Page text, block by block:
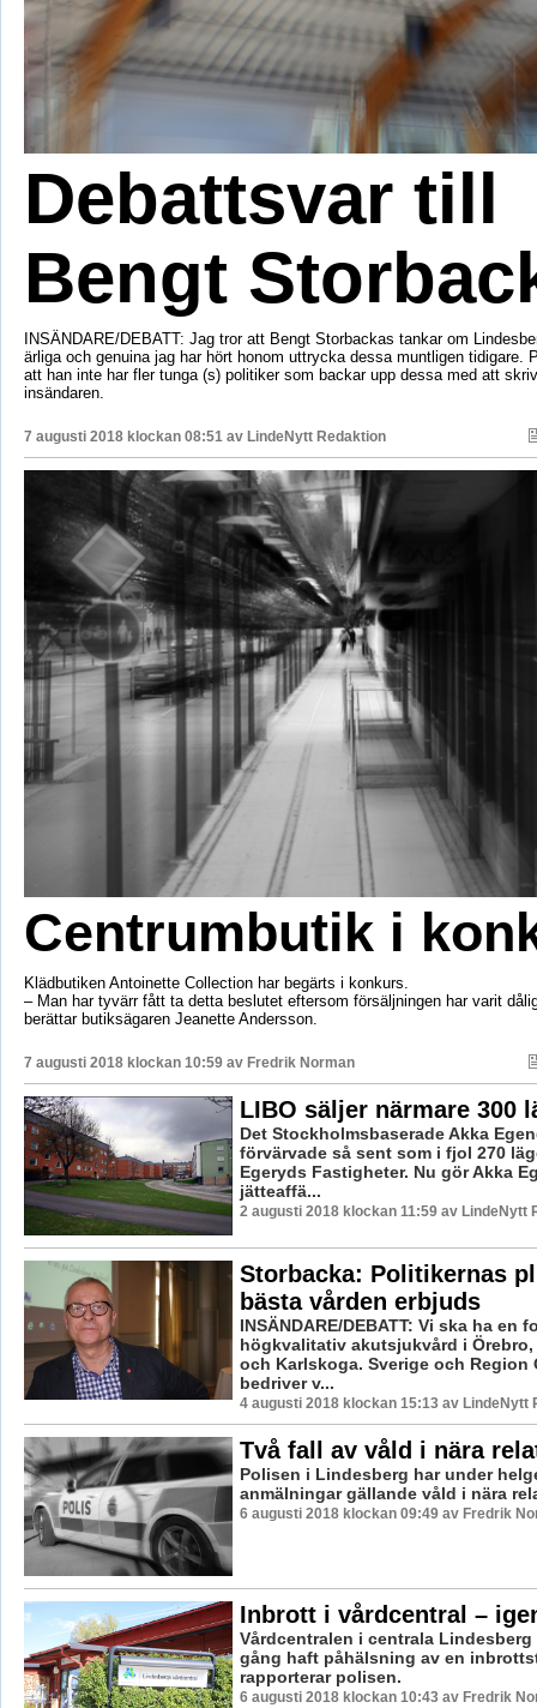
Debattsvar till
Bengt
INSÄNDARE/DEBATT: Jag tror att Bengt Storbackas tankar om
ärliga och genuina jag har hört honom uttrycka dessa muntligen tidigare.
att han inte har fler tunga (s) politiker som backar upp dessa med att
insändaren.
7 augusti 2018 klockan 08:51 av LindeNytt Redaktion
Centrumbutik i
Klädbutiken Antoinette Collection har begärts i konkurs.
– Man har tyvärr fått ta detta beslutet eftersom försäljningen har varit
berättar butiksägaren Jeanette Andersson.
7 augusti 2018 klockan 10:59 av Fredrik Norman
LIBO säljer närmare 300
Det Stockholmsbaserade Akka
förvärvade så sent som i fjol 270
Egeryds Fastigheter. Nu gör Akka
jätteaffä...
2 augusti 2018 klockan 11:59 av LindeNytt
Storbacka: Politikernas
bästa vården erbjuds
INSÄNDARE/DEBATT: Vi ska ha en
högkvalitativ akutsjukvård i
och Karlskoga. Sverige och Region
bedriver v...
4 augusti 2018 klockan 15:13 av LindeNytt
Två fall av våld i nära
Polisen i Lindesberg har under
anmälningar gällande våld i nära
6 augusti 2018 klockan 09:49 av Fredrik
Inbrott i vårdcentral –
Vårdcentralen i centrala Lindesberg
gång haft påhälsning av en
rapporterar polisen.
6 augusti 2018 klockan 10:43 av Fredrik